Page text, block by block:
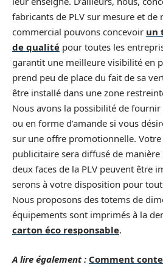
fabricants de PLV sur mesure et de
commercial pouvons concevoir un
de qualité pour toutes les
garantit une meilleure visibilité en
prend peu de place du fait de sa
être installé dans une zone
Nous avons la possibilité de
ou en forme d’amande si vous
sur une offre promotionnelle. Votre
publicitaire sera diffusé de manière
deux faces de la PLV peuvent être
serons à votre disposition pour
Nous proposons des totems de
équipements sont imprimés à la
carton éco responsable.
A lire également : Comment